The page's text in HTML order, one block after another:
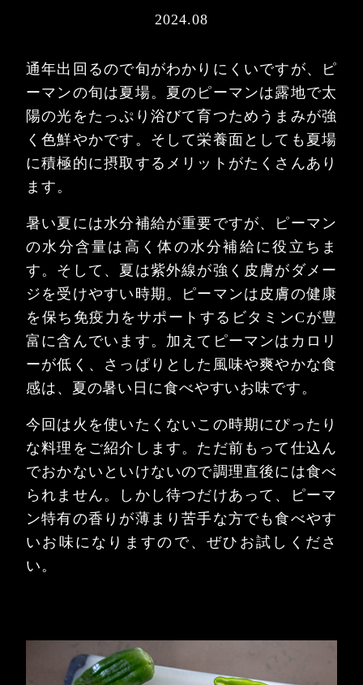
2024.08
通年出回るので旬がわかりにくいですが、ピ
ーマンの旬は夏場。夏のピーマンは露地で太
陽の光をたっぷり浴びて育つためうまみが強
く色鮮やかです。そして栄養面としても夏場
に積極的に摂取するメリットがたくさんあり
ます。
暑い夏には水分補給が重要ですが、ピーマン
の水分含量は高く体の水分補給に役立ちま
す。そして、夏は紫外線が強く皮膚がダメー
ジを受けやすい時期。ピーマンは皮膚の健康
を保ち免疫力をサポートするビタミンCが豊
富に含んでいます。加えてピーマンはカロリ
ーが低く、さっぱりとした風味や爽やかな食
感は、夏の暑い日に食べやすいお味です。
今回は火を使いたくないこの時期にぴったり
な料理をご紹介します。ただ前もって仕込ん
でおかないといけないので調理直後には食べ
られません。しかし待つだけあって、ピーマ
ン特有の香りが薄まり苦手な方でも食べやす
いお味になりますので、ぜひお試しくださ
い。